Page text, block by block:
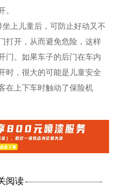
。
上儿童后，可防止好动又不
打开，从而避免危险，这样
门。如果车子的后门在车内
时，很大的可能是儿童安全
在上下车时触动了保险机
阅读